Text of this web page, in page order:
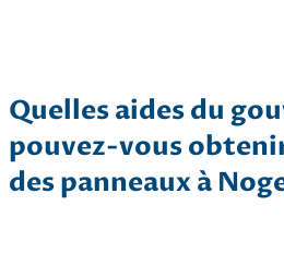
Quelles aides du
pouvez-vous
des panneaux à